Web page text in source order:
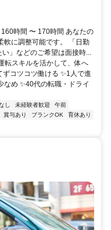
時間 〜 170時間 あなたの
軟に調整可能です。 「日勤
」などのご希望は面接時...
転スキルを活かして、体へ
コツコツ働ける ✨1人で進
め ✨40代の転職・ドライ
し 未経験者歓迎
午前
賞与あり ブランクOK
育休あり